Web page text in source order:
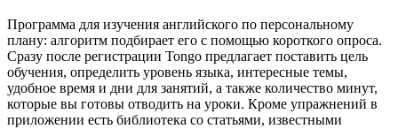
Программа для изучения английского по персональному
плану: алгоритм подбирает его с помощью короткого опроса.
Сразу после регистрации Tongo предлагает поставить цель
обучения, определить уровень языка, интересные темы,
удобное время и дни для занятий, а также количество минут,
которые вы готовы отводить на уроки. Кроме упражнений в
приложении есть библиотека со статьями, известными